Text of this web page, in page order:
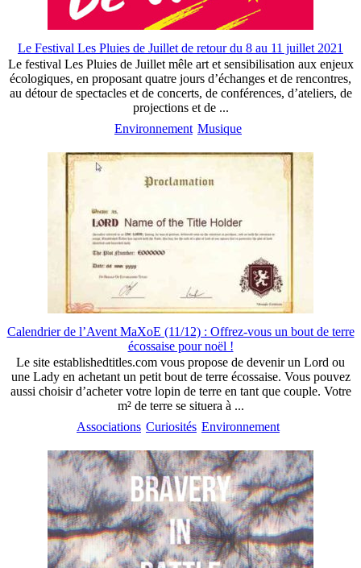
Le Festival Les Pluies de Juillet de retour du 8 au 11 juillet 2021
Le festival Les Pluies de Juillet mêle art et sensibilisation aux enjeux
écologiques, en proposant quatre jours d’échanges et de rencontres,
au détour de spectacles et de concerts, de conférences, d’ateliers, de
projections et de ...
Environnement Musique
Calendrier de l’Avent MaXoE (11/12) : Offrez-vous un bout de terre
écossaise pour noël !
Le site establishedtitles.com vous propose de devenir un Lord ou
une Lady en achetant un petit bout de terre écossaise. Vous pouvez
aussi choisir d’acheter votre lopin de terre en tant que couple. Votre
m² de terre se situera à ...
Associations Curiosités Environnement